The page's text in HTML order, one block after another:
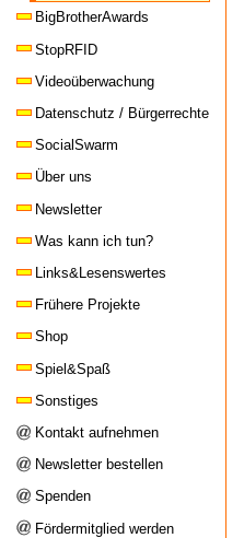
BigBrotherAwards
StopRFID
Videoüberwachung
Datenschutz / Bürgerrechte
SocialSwarm
Über uns
Newsletter
Was kann ich tun?
Links&Lesenswertes
Frühere Projekte
Shop
Spiel&Spaß
Sonstiges
Kontakt aufnehmen
Newsletter bestellen
Spenden
Fördermitglied werden